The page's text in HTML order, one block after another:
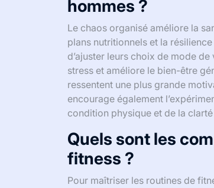
hommes ?
Le chaos organisé améliore la
plans nutritionnels et la
d’ajuster leurs choix de mode
stress et améliore le bien-être
ressentent une plus grande
encourage également
condition physique et de la
Quels sont les
fitness ?
Pour maîtriser les routines de